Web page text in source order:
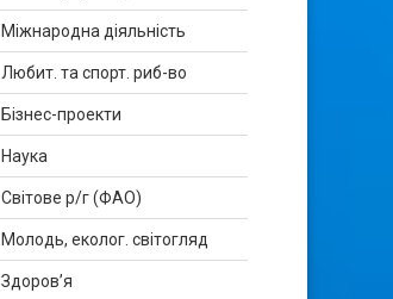
Міжнародна діяльність
Любит. та спорт. риб-во
Бізнес-проекти
Наука
Світове р/г (ФАО)
Молодь, еколог. світогляд
Здоров’я